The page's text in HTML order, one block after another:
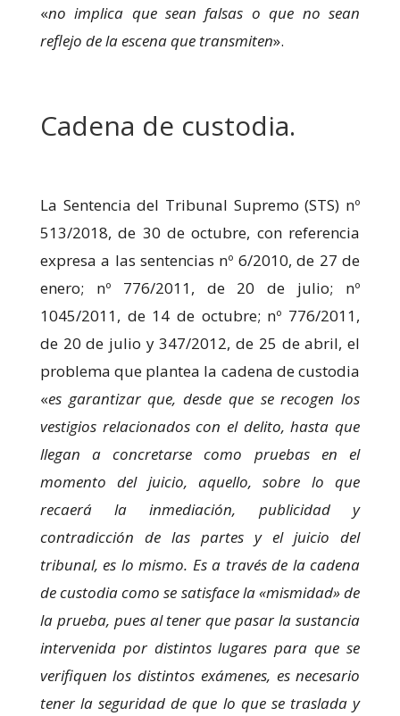
«no implica que sean falsas o que no sean
reflejo de la escena que transmiten».
Cadena de custodia.
La Sentencia del Tribunal Supremo (STS) nº
513/2018, de 30 de octubre, con referencia
expresa a las sentencias nº 6/2010, de 27 de
enero; nº 776/2011, de 20 de julio; nº
1045/2011, de 14 de octubre; nº 776/2011,
de 20 de julio y 347/2012, de 25 de abril, el
problema que plantea la cadena de custodia
«es garantizar que, desde que se recogen los
vestigios relacionados con el delito, hasta que
llegan a concretarse como pruebas en el
momento del juicio, aquello, sobre lo que
recaerá la inmediación, publicidad y
contradicción de las partes y el juicio del
tribunal, es lo mismo. Es a través de la cadena
de custodia como se satisface la «mismidad» de
la prueba, pues al tener que pasar la sustancia
intervenida por distintos lugares para que se
verifiquen los distintos exámenes, es necesario
tener la seguridad de que lo que se traslada y